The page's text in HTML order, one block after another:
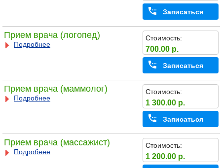
Записаться
Прием врача (логопед)
Подробнее
Стоимость:
700.00 р.
Записаться
Прием врача (маммолог)
Подробнее
Стоимость:
1 300.00 р.
Записаться
Прием врача (массажист)
Подробнее
Стоимость:
1 200.00 р.